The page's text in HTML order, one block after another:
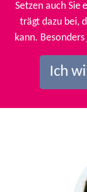
Setzen auch Sie
trägt dazu bei,
kann.
Ich